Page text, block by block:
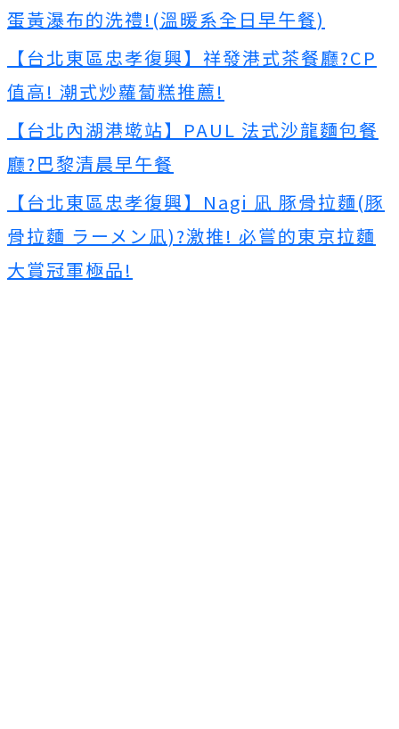
蛋黃瀑布的洗禮!(溫暖系全日早午餐)
【台北東區忠孝復興】祥發港式茶餐廳?CP
值高! 潮式炒蘿蔔糕推薦!
【台北內湖港墘站】PAUL 法式沙龍麵包餐
廳?巴黎清晨早午餐
【台北東區忠孝復興】Nagi 凪 豚骨拉麵(豚
骨拉麵 ラーメン凪)?激推! 必嘗的東京拉麵
大賞冠軍極品!